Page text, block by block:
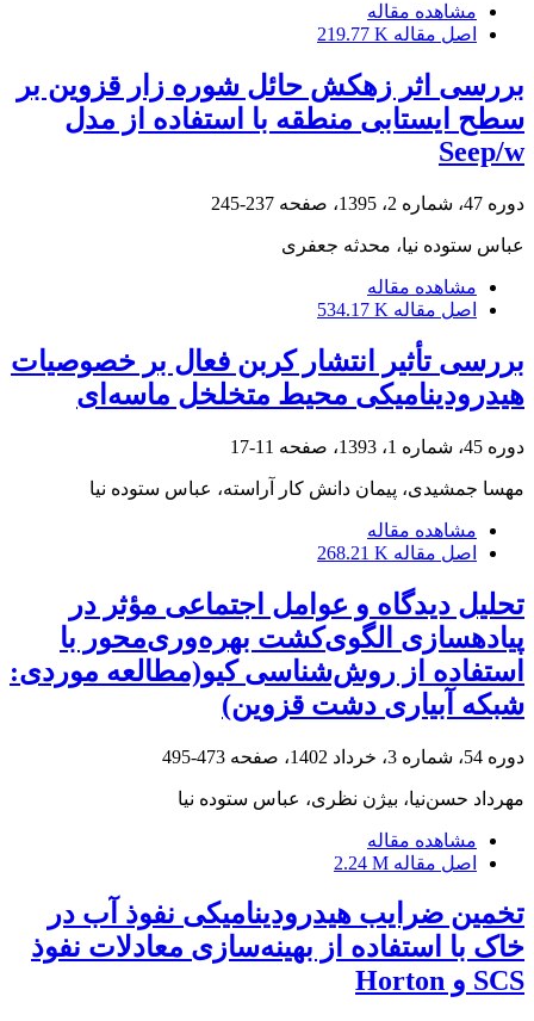
مشاهده مقاله
اصل مقاله 219.77 K
بررسی اثر زهکش حائل شوره زار قزوین بر
سطح ایستابی منطقه با استفاده از مدل
Seep/w
دوره 47، شماره 2، 1395، صفحه 237-245
عباس ستوده نیا، محدثه جعفری
مشاهده مقاله
اصل مقاله 534.17 K
بررسی تأثیر انتشار کربن فعال بر خصوصیات
هیدرودینامیکی محیط متخلخل ماسه‌ای
دوره 45، شماره 1، 1393، صفحه 11-17
مهسا جمشیدی، پیمان دانش کار آراسته، عباس ستوده نیا
مشاهده مقاله
اصل مقاله 268.21 K
تحلیل دیدگاه و عوامل اجتماعی مؤثر در
پیادهسازی الگوی‌کشت بهره‌وری‌محور با
استفاده از روش‌شناسی کیو(مطالعه موردی:
شبکه آبیاری دشت قزوین)
دوره 54، شماره 3، خرداد 1402، صفحه 473-495
مهرداد حسن‌نیا، بیژن نظری، عباس ستوده نیا
مشاهده مقاله
اصل مقاله 2.24 M
تخمین ضرایب هیدرودینامیکی نفوذ آب در
خاک با استفاده از بهینه‌سازی معادلات نفوذ
SCS و Horton